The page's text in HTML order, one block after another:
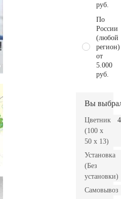
руб.
По
России
(любой
регион)
от
5.000
руб.
Вы
Цветник
(100 x
50 x 13)
Установка
(Без
установки)
Самовывоз